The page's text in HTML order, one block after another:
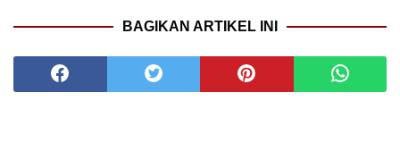
BAGIKAN ARTIKEL INI